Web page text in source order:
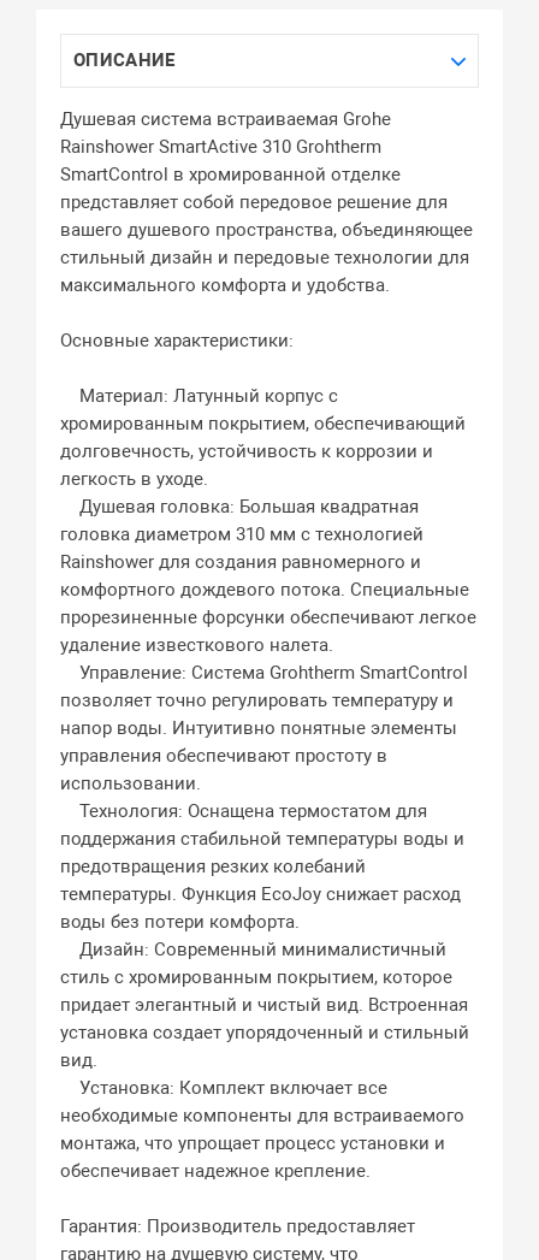
ОПИСАНИЕ
Душевая система встраиваемая Grohe
Rainshower SmartActive 310 Grohtherm
SmartControl в хромированной отделке
представляет собой передовое решение для
вашего душевого пространства, объединяющее
стильный дизайн и передовые технологии для
максимального комфорта и удобства.
Основные характеристики:
Материал: Латунный корпус с
хромированным покрытием, обеспечивающий
долговечность, устойчивость к коррозии и
легкость в уходе.
Душевая головка: Большая квадратная
головка диаметром 310 мм с технологией
Rainshower для создания равномерного и
комфортного дождевого потока. Специальные
прорезиненные форсунки обеспечивают легкое
удаление известкового налета.
Управление: Система Grohtherm SmartControl
позволяет точно регулировать температуру и
напор воды. Интуитивно понятные элементы
управления обеспечивают простоту в
использовании.
Технология: Оснащена термостатом для
поддержания стабильной температуры воды и
предотвращения резких колебаний
температуры. Функция EcoJoy снижает расход
воды без потери комфорта.
Дизайн: Современный минималистичный
стиль с хромированным покрытием, которое
придает элегантный и чистый вид. Встроенная
установка создает упорядоченный и стильный
вид.
Установка: Комплект включает все
необходимые компоненты для встраиваемого
монтажа, что упрощает процесс установки и
обеспечивает надежное крепление.
Гарантия: Производитель предоставляет
гарантию на душевую систему, что